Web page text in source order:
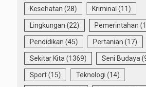
Kesehatan (28) Kriminal (11)
Lingkungan (22) Pemerintahan
Pendidikan (45) Pertanian (17)
Sekitar Kita (1369) Seni Budaya
Sport(15) Teknologi (14)